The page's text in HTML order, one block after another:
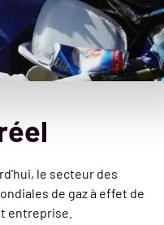
le secteur des
de gaz à effet de
entreprise.